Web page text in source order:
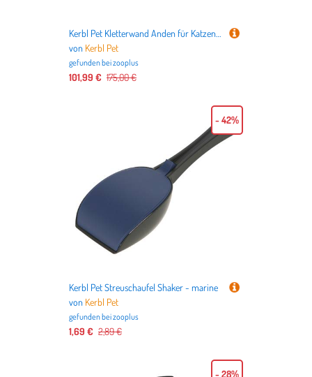
Kerbl Pet Kletterwand Anden für Katzen - Set aus 7 Teilen
von Kerbl Pet
gefunden beizooplus
101,99 € 175,00 €
Kerbl Pet Streuschaufel Shaker - marine
von Kerbl Pet
gefunden beizooplus
1,69 € 2,89 €
- 42%
- 28%